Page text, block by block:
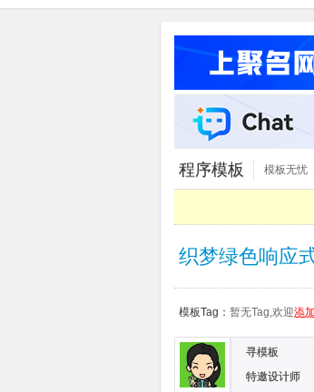
程序模板 模板无忧
织梦绿色响应
模板Tag： 暂无Tag,欢迎添加
寻模板
特邀设计师